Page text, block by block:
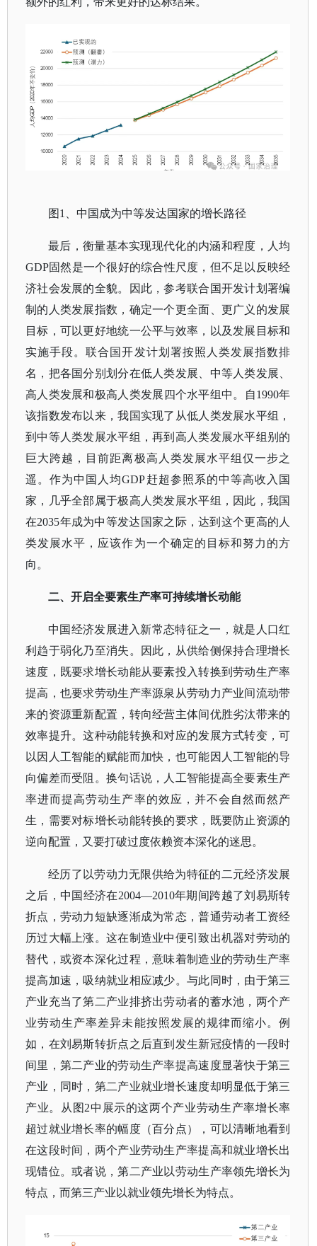
图 1、中国成为中等发达国家的增长路径
最后，衡量基本实现现代化的内涵和程度，人均
GDP固然是一个很好的综合性尺度，但不足以反映经
济社会发展的全貌。因此，参考联合国开发计划署编
制的人类发展指数，确定一个更全面、更广义的发展
目标，可以更好地统一公平与效率，以及发展目标和
实施手段。联合国开发计划署按照人类发展指数排
名，把各国分别划分在低人类发展、中等人类发展、
高人类发展和极高人类发展四个水平组中。自1990年
该指数发布以来，我国实现了从低人类发展水平组，
到中等人类发展水平组，再到高人类发展水平组别的
巨大跨越，目前距离极高人类发展水平组仅一步之
遥。作为中国人均GDP赶超参照系的中等高收入国
家，几乎全部属于极高人类发展水平组，因此，我国
在2035年成为中等发达国家之际，达到这个更高的人
类发展水平，应该作为一个确定的目标和努力的方
向。
二、开启全要素生产率可持续增长动能
中国经济发展进入新常态特征之一，就是人口红
利趋于弱化乃至消失。因此，从供给侧保持合理增长
速度，既要求增长动能从要素投入转换到劳动生产率
提高，也要求劳动生产率源泉从劳动力产业间流动带
来的资源重新配置，转向经营主体间优胜劣汰带来的
效率提升。这种动能转换和对应的发展方式转变，可
以因人工智能的赋能而加快，也可能因人工智能的导
向偏差而受阻。换句话说，人工智能提高全要素生产
率进而提高劳动生产率的效应，并不会自然而然产
生，需要对标增长动能转换的要求，既要防止资源的
逆向配置，又要打破过度依赖资本深化的迷思。
经历了以劳动力无限供给为特征的二元经济发展
之后，中国经济在2004—2010年期间跨越了刘易斯转
折点，劳动力短缺逐渐成为常态，普通劳动者工资经
历过大幅上涨。这在制造业中便引致出机器对劳动的
替代，或资本深化过程，意味着制造业的劳动生产率
提高加速，吸纳就业相应减少。与此同时，由于第三
产业充当了第二产业排挤出劳动者的蓄水池，两个产
业劳动生产率差异未能按照发展的规律而缩小。例
如，在刘易斯转折点之后直到发生新冠疫情的一段时
间里，第二产业的劳动生产率提高速度显著快于第三
产业，同时，第二产业就业增长速度却明显低于第三
产业。从图2中展示的这两个产业劳动生产率增长率
超过就业增长率的幅度（百分点），可以清晰地看到
在这段时间，两个产业劳动生产率提高和就业增长出
现错位。或者说，第二产业以劳动生产率领先增长为
特点，而第三产业以就业领先增长为特点。